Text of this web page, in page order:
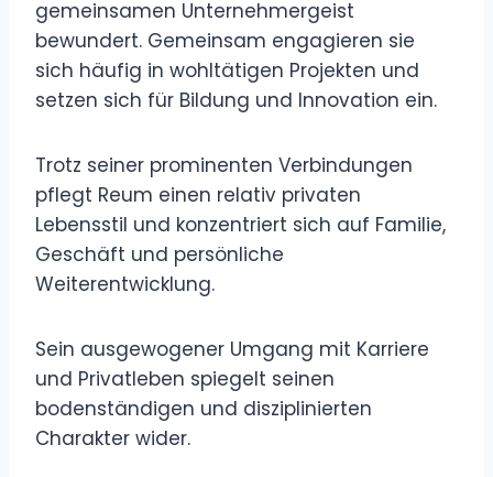
gemeinsamen Unternehmergeist
bewundert. Gemeinsam engagieren sie
sich häufig in wohltätigen Projekten und
setzen sich für Bildung und Innovation ein.
Trotz seiner prominenten Verbindungen
pflegt Reum einen relativ privaten
Lebensstil und konzentriert sich auf Familie,
Geschäft und persönliche
Weiterentwicklung.
Sein ausgewogener Umgang mit Karriere
und Privatleben spiegelt seinen
bodenständigen und disziplinierten
Charakter wider.